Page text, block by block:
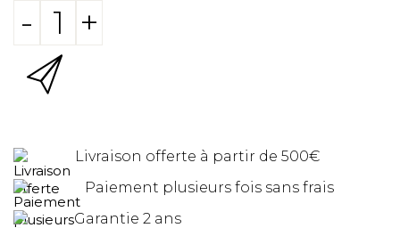
- +
Livraison offerte à partir de 500€
Paiement plusieurs fois sans frais
Garantie 2 ans